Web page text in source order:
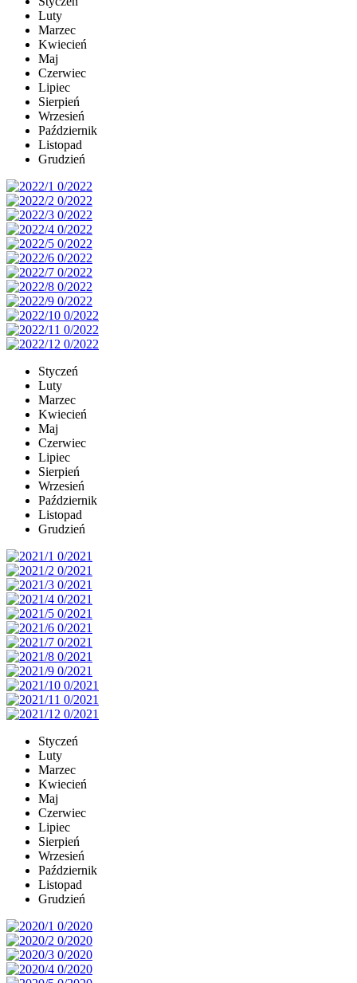
Luty
Marzec
Kwiecień
Maj
Czerwiec
Lipiec
Sierpień
Wrzesień
Październik
Listopad
Grudzień
Styczeń
Luty
Marzec
Kwiecień
Maj
Czerwiec
Lipiec
Sierpień
Wrzesień
Październik
Listopad
Grudzień
Styczeń
Luty
Marzec
Kwiecień
Maj
Czerwiec
Lipiec
Sierpień
Wrzesień
Październik
Listopad
Grudzień